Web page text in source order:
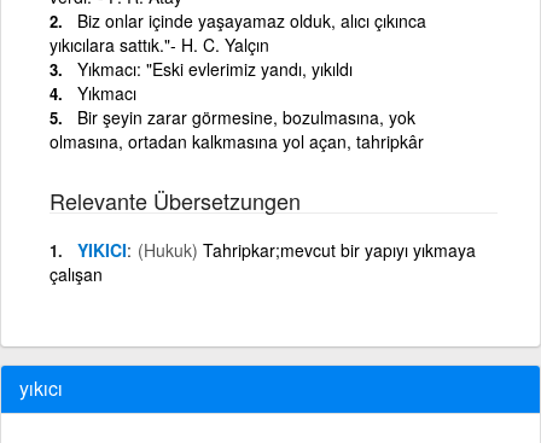
Biz onlar içinde yaşayamaz olduk, alıcı çıkınca
yıkıcılara sattık."- H. C. Yalçın
Yıkmacı: "Eski evlerimiz yandı, yıkıldı
Yıkmacı
Bir şeyin zarar görmesine, bozulmasına, yok
olmasına, ortadan kalkmasına yol açan, tahripkâr
Relevante Übersetzungen
YIKICI (Hukuk) Tahripkar;mevcut bir yapıyı yıkmaya
çalışan
yıkıcı